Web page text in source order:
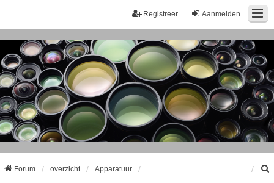
Aanmelden
Registreer
Forum overzicht Apparatuur